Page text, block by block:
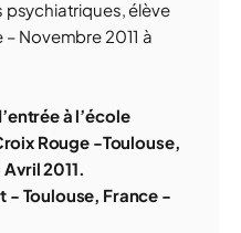
psychiatriques, élève
Novembre 2011 à
à l’école
Rouge -Toulouse,
2011.
- Toulouse, France -